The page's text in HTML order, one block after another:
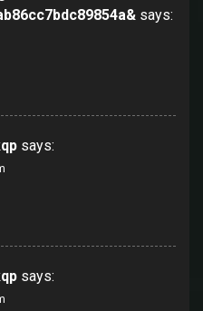
says:
says:
says: